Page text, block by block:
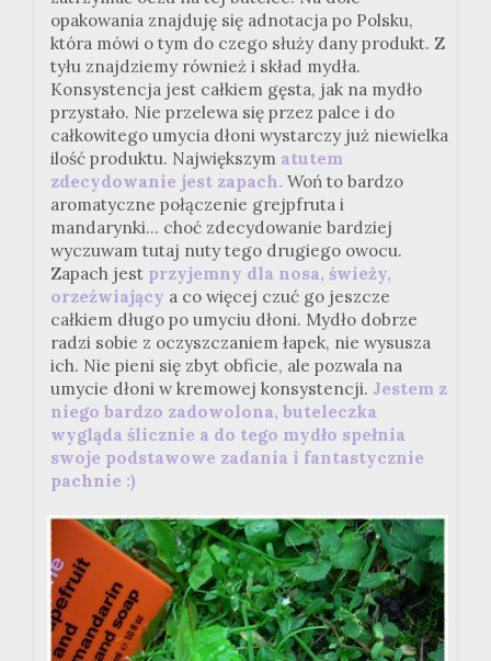
opakowania znajduję się adnotacja po Polsku,
która mówi o tym do czego służy dany produkt. Z
tyłu znajdziemy również i skład mydła.
Konsystencja jest całkiem gęsta, jak na mydło
przystało. Nie przelewa się przez palce i do
całkowitego umycia dłoni wystarczy już niewielka
ilość produktu. Największym atutem
zdecydowanie jest zapach. Woń to bardzo
aromatyczne połączenie grejpfruta i
mandarynki... choć zdecydowanie bardziej
wyczuwam tutaj nuty tego drugiego owocu.
Zapach jest przyjemny dla nosa, świeży,
orzeźwiający a co więcej czuć go jeszcze
całkiem długo po umyciu dłoni. Mydło dobrze
radzi sobie z oczyszczaniem łapek, nie wysusza
ich. Nie pieni się zbyt obficie, ale pozwala na
umycie dłoni w kremowej konsystencji. Jestem z
niego bardzo zadowolona, buteleczka
wygląda ślicznie a do tego mydło spełnia
swoje podstawowe zadania i fantastycznie
pachnie :)